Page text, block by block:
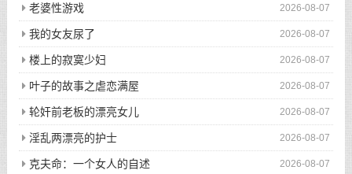
2026-08-07
老婆性游戏
2026-08-07
我的女友尿了
2026-08-07
楼上的寂寞少妇
2026-08-07
叶子的故事之虐恋满屋
2026-08-07
轮奸前老板的漂亮女儿
2026-08-07
淫乱两漂亮的护士
2026-08-07
克夫命：一个女人的自述